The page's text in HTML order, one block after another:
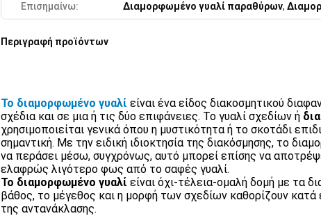
Επισημαίνω: Διαμορφωμένο γυαλί παραθύρων,
Περιγραφή προϊόντων
Το διαμορφωμένο γυαλί είναι ένα είδος διακοσμητικού
σχέδια και σε μια ή τις δύο επιφάνειες. Το γυαλί σχεδίων ή
χρησιμοποιείται γενικά όπου η μυστικότητα ή το σκοτάδι
σημαντική. Με την ειδική ιδιοκτησία της διακόσμησης, το
να περάσει μέσω, συγχρόνως, αυτό μπορεί επίσης να
ελαφρώς λιγότερο φως από το σαφές γυαλί.
Το διαμορφωμένο γυαλί είναι όχι-τέλεια-ομαλή δομή με τα
βάθος, το μέγεθος και η μορφή των σχεδίων καθορίζουν
της αντανάκλασης.